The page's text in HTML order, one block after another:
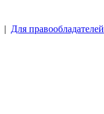
| Для правообладателей